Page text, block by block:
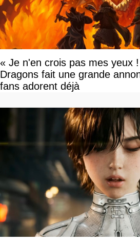
« Je n'en crois pas mes yeux
Dragons fait une grande
fans adorent déjà